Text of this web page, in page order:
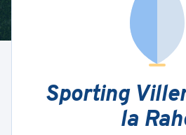
Sporting
la